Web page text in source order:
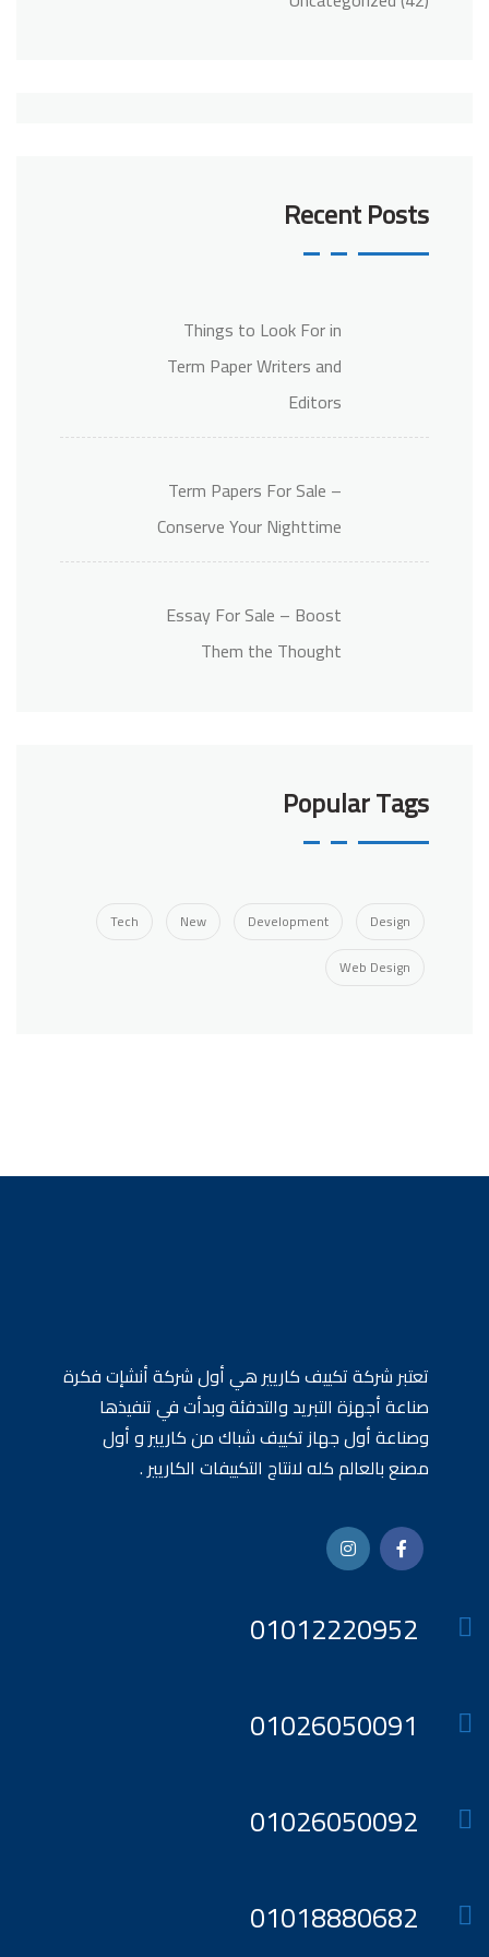
Recent Posts
Things to Look For in
Term Paper Writers and
Editors
Term Papers For Sale –
Conserve Your Nighttime
Essay For Sale – Boost
Them the Thought
Popular Tags
Design
Development
New
Tech
Web Design
تعتبر شركة تكييف كاريير هي أول شركة أنشإت فكرة
صناعة أجهزة التبريد والتدفئة وبدأت في تنفيذها
وصناعة أول جهاز تكييف شباك من كاريير و أول
مصنع بالعالم كله لانتاج التكييفات الكاريير .
01012220952
01026050091
01026050092
01018880682